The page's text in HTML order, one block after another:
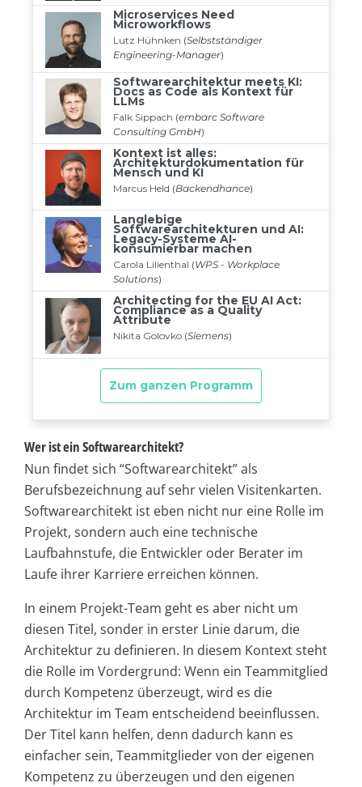
Wer ist ein Softwarearchitekt?
Nun findet sich “Softwarearchitekt” als
Berufsbezeichnung auf sehr vielen Visitenkarten.
Softwarearchitekt ist eben nicht nur eine Rolle im
Projekt, sondern auch eine technische
Laufbahnstufe, die Entwickler oder Berater im
Laufe ihrer Karriere erreichen können.
In einem Projekt-Team geht es aber nicht um
diesen Titel, sonder in erster Linie darum, die
Architektur zu definieren. In diesem Kontext steht
die Rolle im Vordergrund: Wenn ein Teammitglied
durch Kompetenz überzeugt, wird es die
Architektur im Team entscheidend beeinflussen.
Der Titel kann helfen, denn dadurch kann es
einfacher sein, Teammitglieder von der eigenen
Kompetenz zu überzeugen und den eigenen